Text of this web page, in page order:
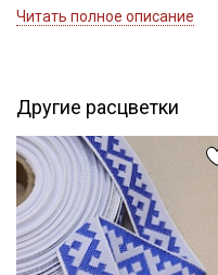
напоминающий вышивку,
на которое будет
и прогладить, в целях
жаккардовой лентой.
Жаккардовыми лентами
покрывала, наволочки,
отделке и ремонте
одежды.
Читать полное описание
Другие расцветки